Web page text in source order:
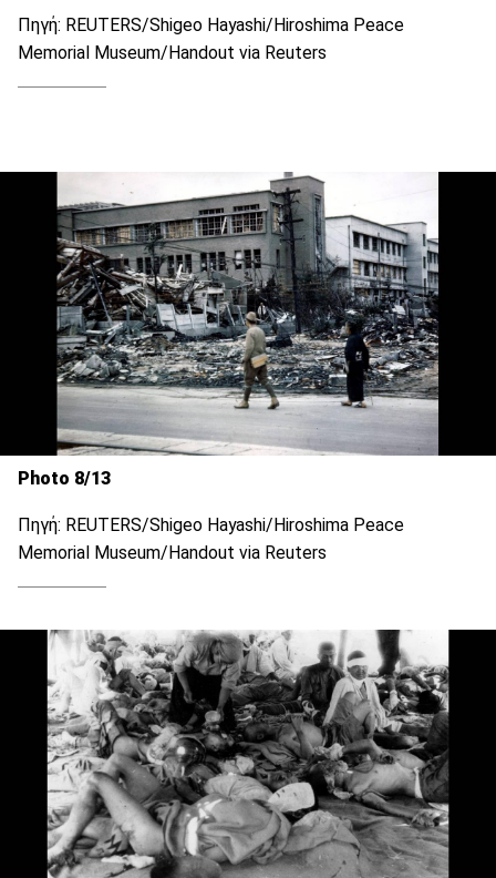
Πηγή: REUTERS/Shigeo Hayashi/Hiroshima Peace
Memorial Museum/Handout via Reuters
Photo 8/13
Πηγή: REUTERS/Shigeo Hayashi/Hiroshima Peace
Memorial Museum/Handout via Reuters